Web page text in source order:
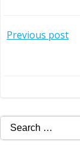
Post
Previous post
Search
for: